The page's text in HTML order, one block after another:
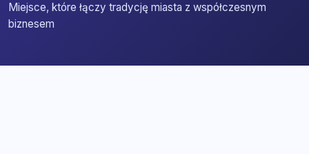
Miejsce, które łączy tradycję miasta z współczesnym
biznesem